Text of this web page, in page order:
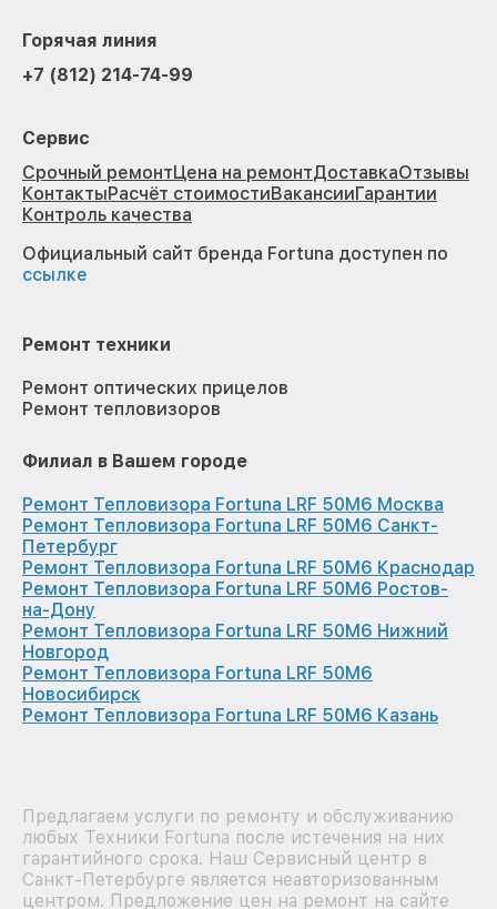
Горячая линия
+7 (812) 214-74-99
Сервис
Срочный ремонтЦена на ремонтДоставкаОтзывы
КонтактыРасчёт стоимостиВакансииГарантии
Контроль качества
Официальный сайт бренда Fortuna доступен по
ссылке
Ремонт техники
Ремонт оптических прицелов
Ремонт тепловизоров
Филиал в Вашем городе
Ремонт Тепловизора Fortuna LRF 50M6 Москва
Ремонт Тепловизора Fortuna LRF 50M6 Санкт-
Петербург
Ремонт Тепловизора Fortuna LRF 50M6 Краснодар
Ремонт Тепловизора Fortuna LRF 50M6 Ростов-
на-Дону
Ремонт Тепловизора Fortuna LRF 50M6 Нижний
Новгород
Ремонт Тепловизора Fortuna LRF 50M6
Новосибирск
Ремонт Тепловизора Fortuna LRF 50M6 Казань
Предлагаем услуги по ремонту и обслуживанию
любых Техники Fortuna после истечения на них
гарантийного срока. Наш Сервисный центр в
Санкт-Петербурге является неавторизованным
центром. Предложение цен на ремонт на сайте